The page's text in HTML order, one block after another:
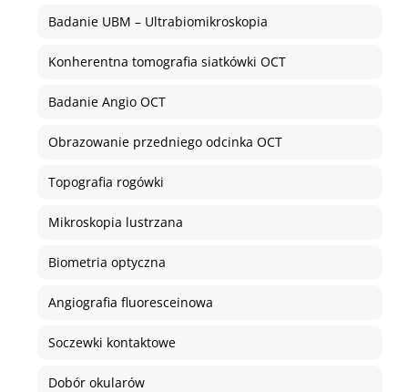
Badanie UBM – Ultrabiomikroskopia
Konherentna tomografia siatkówki OCT
Badanie Angio OCT
Obrazowanie przedniego odcinka OCT
Topografia rogówki
Mikroskopia lustrzana
Biometria optyczna
Angiografia fluoresceinowa
Soczewki kontaktowe
Dobór okularów